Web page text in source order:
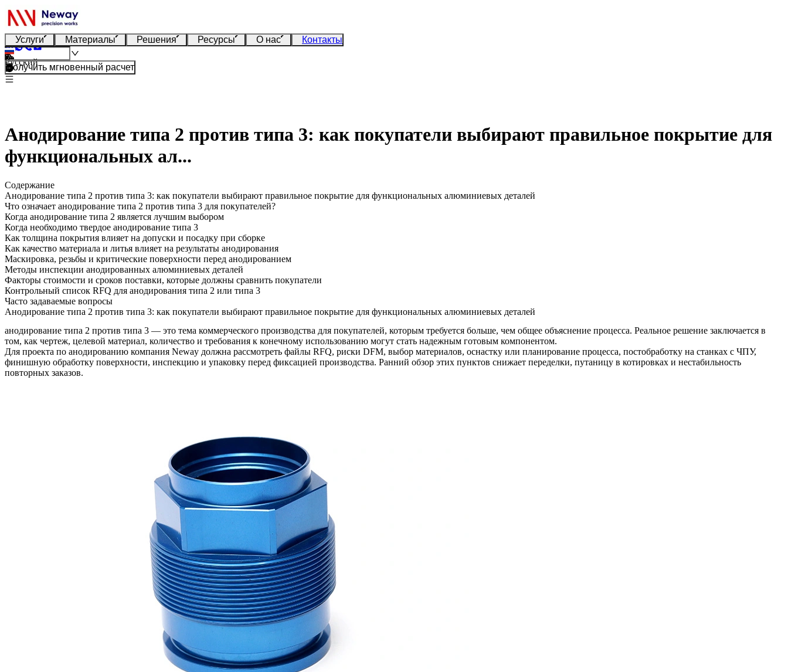
Услуги Материалы Решения Ресурсы О нас Контакты
Русский
Получить мгновенный расчет
Анодирование типа 2 против типа 3: как покупатели выбирают правильное покрытие для
функциональных ал...
Содержание
Анодирование типа 2 против типа 3: как покупатели выбирают правильное покрытие для функциональных алюминиевых деталей
Что означает анодирование типа 2 против типа 3 для покупателей?
Когда анодирование типа 2 является лучшим выбором
Когда необходимо твердое анодирование типа 3
Как толщина покрытия влияет на допуски и посадку при сборке
Как качество материала и литья влияет на результаты анодирования
Маскировка, резьбы и критические поверхности перед анодированием
Методы инспекции анодированных алюминиевых деталей
Факторы стоимости и сроков поставки, которые должны сравнить покупатели
Контрольный список RFQ для анодирования типа 2 или типа 3
Часто задаваемые вопросы
Анодирование типа 2 против типа 3: как покупатели выбирают правильное покрытие для функциональных алюминиевых деталей
анодирование типа 2 против типа 3 — это тема коммерческого производства для покупателей, которым требуется больше, чем общее объяснение процесса. Реальное решение заключается в
том, как чертеж, целевой материал, количество и требования к конечному использованию могут стать надежным готовым компонентом.
Для проекта по анодированию компания Neway должна рассмотреть файлы RFQ, риски DFM, выбор материалов, оснастку или планирование процесса, постобработку на станках с ЧПУ,
финишную обработку поверхности, инспекцию и упаковку перед фиксацией производства. Ранний обзор этих пунктов снижает переделки, путаницу в котировках и нестабильность
повторных заказов.